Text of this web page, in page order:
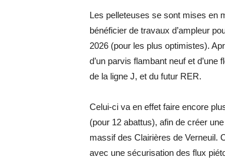
Les pelleteuses se sont mises en
bénéficier de travaux d’ampleur
2026 (pour les plus optimistes).
d’un parvis flambant neuf et
de la ligne J, et du futur RER.
Celui-ci va en effet faire encore
(pour 12 abattus), afin de créer
massif des Clairières de Verneuil.
avec une sécurisation des flux